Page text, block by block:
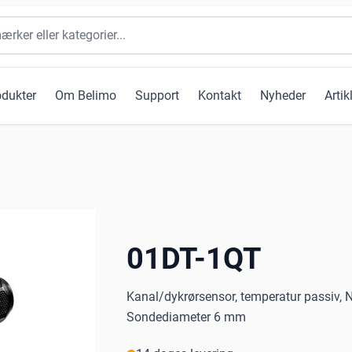
Om Belimo Support Kontakt Nyheder
01DT-1QT
Kanal/dykrørsensor, temperatur passiv,
Sondediameter 6 mm